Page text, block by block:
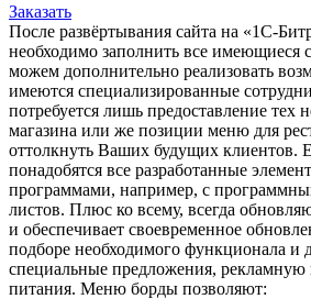
Заказать
После развёртывания сайта на «1С-
необходимо заполнить все имеющиеся
можем дополнительно реализовать
имеются специализированные
потребуется лишь предоставление
магазина или же позиции меню для
оттолкнуть Ваших будущих клиентов.
понадобятся все разработанные
программами, например, с
листов. Плюс ко всему, всегда
и обеспечивает своевременное
подборе необходимого функционала и
специальные предложения, рекламную
питания. Меню борды позволяют: